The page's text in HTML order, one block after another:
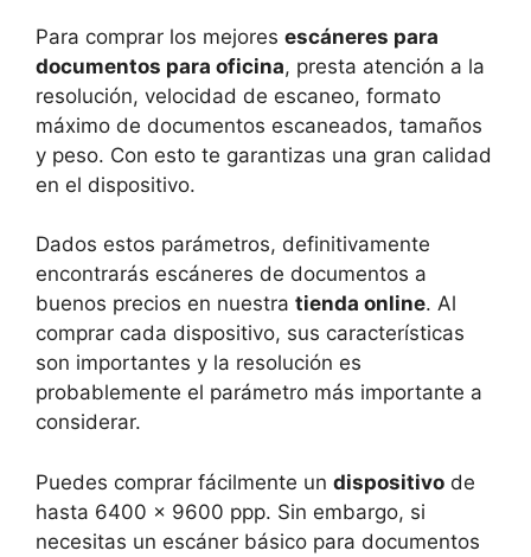
Para comprar los mejores escáneres para
documentos para oficina, presta atención a la
resolución, velocidad de escaneo, formato
máximo de documentos escaneados, tamaños
y peso. Con esto te garantizas una gran calidad
en el dispositivo.
Dados estos parámetros, definitivamente
encontrarás escáneres de documentos a
buenos precios en nuestra tienda online. Al
comprar cada dispositivo, sus características
son importantes y la resolución es
probablemente el parámetro más importante a
considerar.
Puedes comprar fácilmente un dispositivo de
hasta 6400 x 9600 ppp. Sin embargo, si
necesitas un escáner básico para documentos